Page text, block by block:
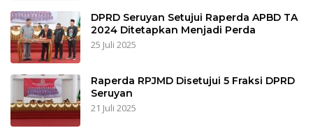
DPRD Seruyan Setujui Raperda APBD TA
2024 Ditetapkan Menjadi Perda
25 Juli 2025
Raperda RPJMD Disetujui 5 Fraksi DPRD
Seruyan
21 Juli 2025